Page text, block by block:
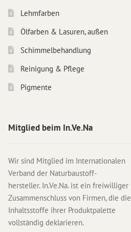
Lehmfarben
Ölfarben & Lasuren, außen
Schimmelbehandlung
Reinigung & Pflege
Pigmente
Mitglied beim In.Ve.Na
Wir sind Mitglied im Internationalen
Verband der Naturbaustoff-
hersteller. In.Ve.Na. ist ein freiwilliger
Zusammenschluss von Firmen, die die
Inhaltsstoffe ihrer Produktpalette
vollständig deklarieren.